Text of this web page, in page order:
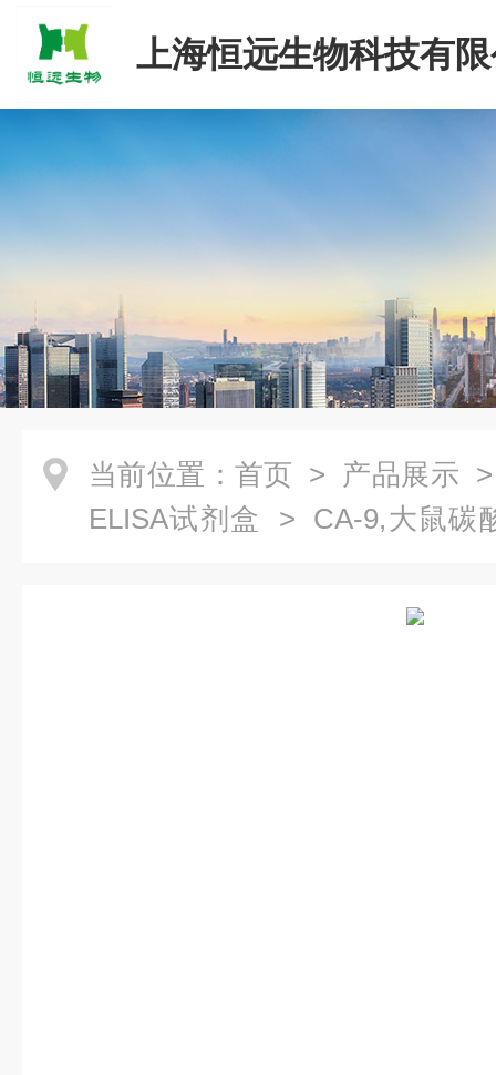
上海恒远生物科技有
当前位置： 首页 > 产品展示
ELISA试剂盒 > CA-9,大鼠碳